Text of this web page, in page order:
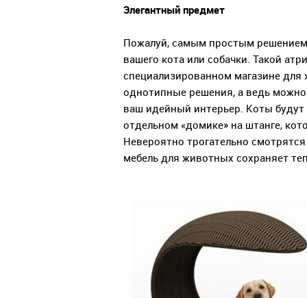
Элегантный предмет
Пожалуй, самым простым решением
вашего кота или собачки. Такой
специализированном магазине
однотипные решения, а ведь
ваш идейный интерьер. Коты
отдельном «домике» на штанге,
Невероятно трогательно
мебель для животных сохраняет